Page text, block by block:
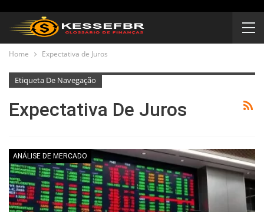
Home Expectativa de Juros
Etiqueta De Navegação
Expectativa De Juros
ANÁLISE DE MERCADO